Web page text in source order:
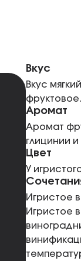
Вкус
Вкус
фруктовое.
Аромат
Аромат
глицинии
Цвет
У
Игристое
Игристое